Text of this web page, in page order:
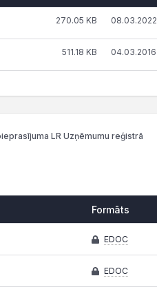
270.05 KB 08.03.2022
511.18 KB 04.03.2016
LR Uzņēmumu reģistrā
Formāts
EDOC
EDOC